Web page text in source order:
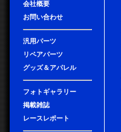
会社概要
お問い合わせ
汎用パーツ
リペアパーツ
グッズ＆アパレル
フォトギャラリー
掲載雑誌
レースレポート